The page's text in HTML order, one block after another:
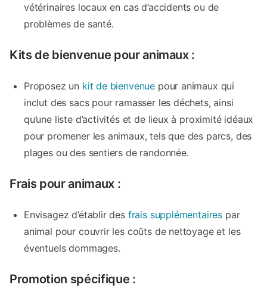
vétérinaires locaux en cas d’accidents ou de
problèmes de santé.
Kits de bienvenue pour animaux :
Proposez un kit de bienvenue pour animaux qui
inclut des sacs pour ramasser les déchets, ainsi
qu’une liste d’activités et de lieux à proximité idéaux
pour promener les animaux, tels que des parcs, des
plages ou des sentiers de randonnée.
Frais pour animaux :
Envisagez d’établir des frais supplémentaires par
animal pour couvrir les coûts de nettoyage et les
éventuels dommages.
Promotion spécifique :